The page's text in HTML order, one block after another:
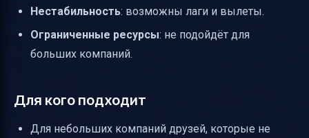
Нестабильность: возможны лаги и вылеты.
Ограниченные ресурсы: не подойдёт для
больших компаний.
Для кого подходит
Для небольших компаний друзей, которые не